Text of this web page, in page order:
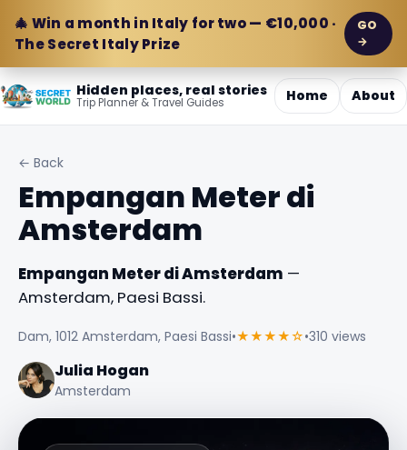
🎄 Win a month in Italy for two — €10,000 ·
The Secret Italy Prize
GO
→
Hidden places, real stories
Trip Planner & Travel Guides Home About
← Back
Empangan Meter di
Amsterdam
Empangan Meter di Amsterdam —
Amsterdam, Paesi Bassi.
Dam, 1012 Amsterdam, Paesi Bassi•★★★★☆•310 views
Julia Hogan
Amsterdam